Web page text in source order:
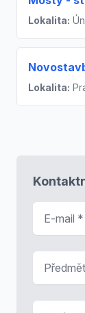
Lokalita:
Lokalita: